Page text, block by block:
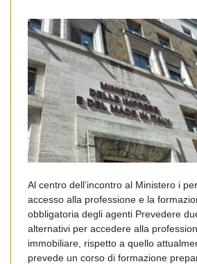
Al centro dell’incontro al Ministero i
accesso alla professione e la
obbligatoria degli agenti Prevedere
alternativi per accedere alla
immobiliare, rispetto a quello
prevede un corso di formazione